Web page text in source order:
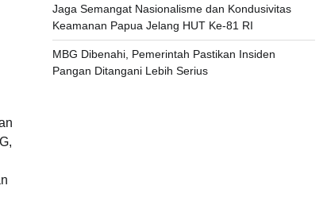
Jaga Semangat Nasionalisme dan Kondusivitas
Keamanan Papua Jelang HUT Ke-81 RI
MBG Dibenahi, Pemerintah Pastikan Insiden
Pangan Ditangani Lebih Serius